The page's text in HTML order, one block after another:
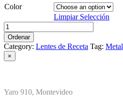
Color
Limpiar Selección
OAMR
1161
quantity
Ordenar
Category: Lentes de Receta Tag: Metal
Close
product
×
Yaro 910, Montevideo